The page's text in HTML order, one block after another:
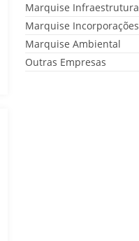
Marquise Infraestrutura
Marquise Incorporações
Marquise Ambiental
Outras Empresas